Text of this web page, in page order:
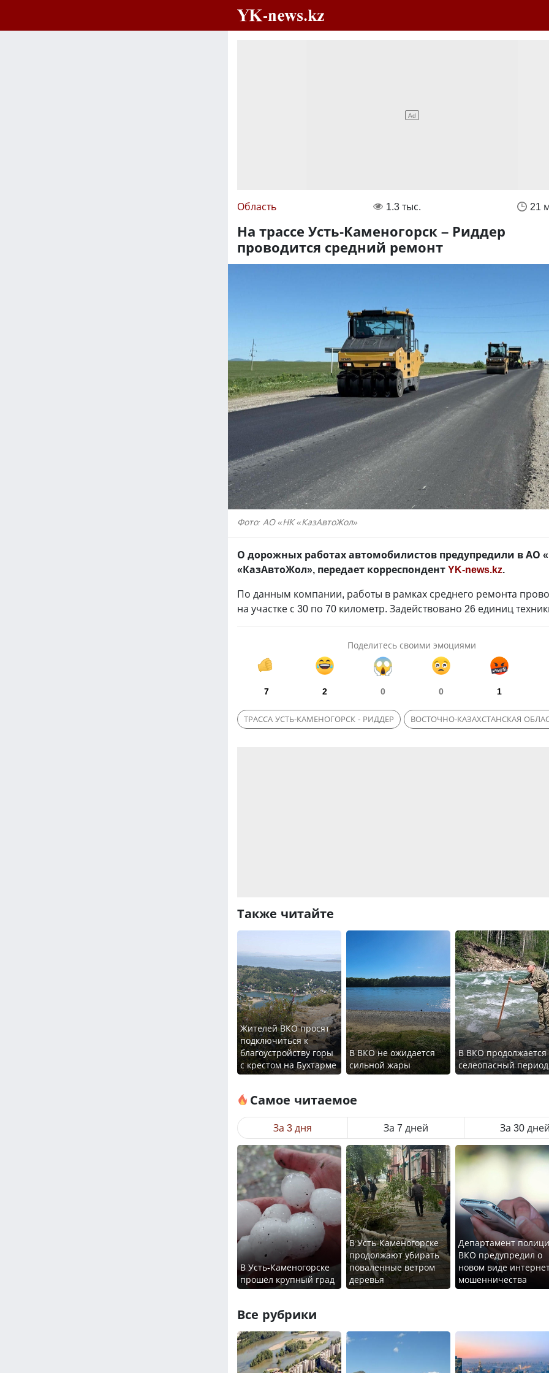
Область 1.3 тыс. 21
На трассе Усть-Каменогорск – Риддер
проводится средний ремонт
Фото: АО «НК «КазАвтоЖол»
О дорожных работах автомобилистов предупредили в АО
«КазАвтоЖол», передает корреспондентYK-news.kz.
По данным компании, работы в рамках среднего ремонта
на участке с 30 по 70 километр. Задействовано 26 единиц
Поделитесь своими эмоциями
7 2 0 0 1
ТРАССА УСТЬ-КАМЕНОГОРСК - РИДДЕР ВОСТОЧНО-КАЗАХСТАНСКАЯ
Также читайте
Жителей ВКО просят
подключиться к
благоустройству горы
с крестом на Бухтарме
В ВКО не ожидается
сильной жары
В ВКО продолжается
селеопасный период
Самое читаемое
За 3 дня
В Усть-Каменогорске
прошёл крупный град
В Усть-Каменогорске
продолжают убирать
поваленные ветром
деревья
Департамент
ВКО предупредил о
новом виде
мошенничества
За 7 дней За 30 дней
Все рубрики